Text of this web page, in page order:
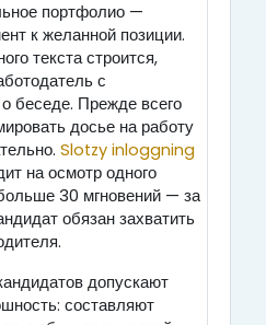
портфолио —
к желанной позиции.
текста строится,
с
беседе. Прежде всего
досье на работу
Slotzy inloggning
на осмотр одного
30 мгновений — за
обязан захватить
допускают
составляют